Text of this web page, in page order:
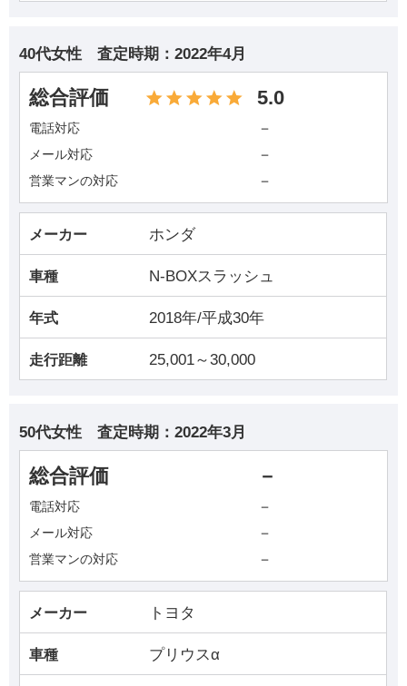
40代女性 査定時期： 2022年4月
総合評価 5.0
電話対応 －
メール対応 －
営業マンの対応 －
メーカー ホンダ
車種 N-BOXスラッシュ
年式 2018年/平成30年
走行距離 25,001～30,000
50代女性 査定時期： 2022年3月
総合評価 －
電話対応 －
メール対応 －
営業マンの対応 －
メーカー トヨタ
車種 プリウスα